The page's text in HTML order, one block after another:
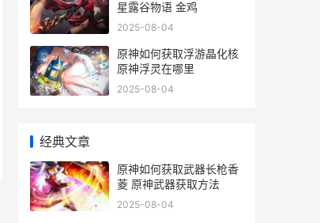
星露谷物语 金鸡
2025-08-04
原神如何获取浮游晶化核
原神浮灵在哪里
2025-08-04
经典文章
原神如何获取武器长枪香
菱 原神武器获取方法
2025-08-04